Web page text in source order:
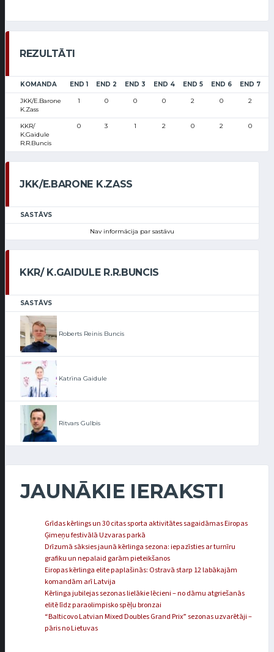
REZULTĀTI
KOMANDA END 1 END 2 END 3 END 4 END 5 END 6 END 7
JKK/E.Barone
K.Zass
1 0 0 0 2 0 2
KKR/
K.Gaidule
R.R.Buncis
0 3 1 2 0 2 0
JKK/E.BARONE K.ZASS
SASTĀVS
Nav informācija par sastāvu
KKR/ K.GAIDULE R.R.BUNCIS
SASTĀVS
Roberts Reinis Buncis
Katrīna Gaidule
Ritvars Gulbis
JAUNĀKIE IERAKSTI
Grīdas kērlings un 30 citas sporta aktivitātes sagaidāmas Eiropas
Ģimeņu festivālā Uzvaras parkā
Drīzumā sāksies jaunā kērlinga sezona: iepazīsties ar turnīru
grafiku un nepalaid garām pieteikšanos
Eiropas kērlinga elite paplašinās: Ostravā starp 12 labākajām
komandām arī Latvija
Kērlinga jubilejas sezonas lielākie lēcieni – no dāmu atgriešanās
elitē līdz paraolimpisko spēļu bronzai
“Balticovo Latvian Mixed Doubles Grand Prix” sezonas uzvarētāji –
pāris no Lietuvas